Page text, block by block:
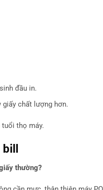
đầu in.
chất lượng hơn.
tuổi thọ máy.
bill
thường?